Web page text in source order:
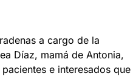
a cargo de la
Díaz, mamá de Antonia,
e interesados que